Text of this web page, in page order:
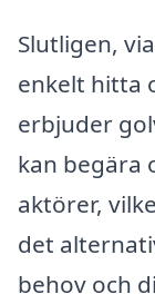
Slutligen,
enkelt hitta
erbjuder
kan begära
aktörer,
det
behov och